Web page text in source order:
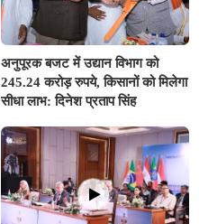
अनुपूरक बजट में उद्यान विभाग को
245.24 करोड़ रुपये, किसानों को मिलेगा
सीधा लाभ: दिनेश प्रताप सिंह